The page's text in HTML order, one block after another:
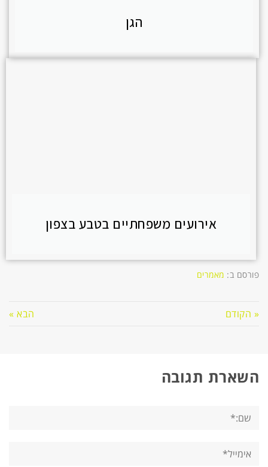
הגן
אירועים משפחתיים בטבע בצפון
פורסם ב: מאמרים
« הקודם הבא »
השארת תגובה
אימייל*